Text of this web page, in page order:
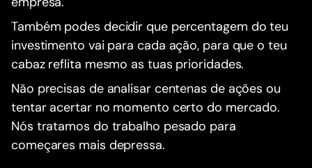
Também podes decidir que percentagem do teu
investimento vai para cada ação, para que o teu
cabaz reflita mesmo as tuas prioridades.
Não precisas de analisar centenas de ações ou
tentar acertar no momento certo do mercado.
Nós tratamos do trabalho pesado para
começares mais depressa.